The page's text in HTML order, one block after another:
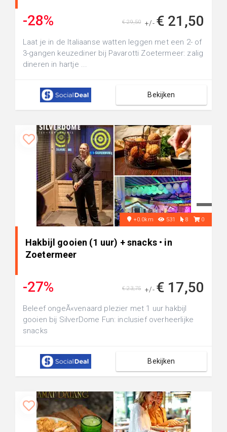
-28% +/- € 21,50
€ 29,50
Laat je in de Italiaanse watten leggen met een 2- of
3-gangen keuzediner bij Pavarotti Zoetermeer: zalig
dineren in hartje ...
Bekijken
+0.0km 531 8 0
Hakbijl gooien (1 uur) + snacks • in
Zoetermeer
-27% +/- € 17,50
€ 23,75
Beleef ongeÃ«venaard plezier met 1 uur hakbijl
gooien bij SilverDome Fun: inclusief overheerlijke
snacks
Bekijken